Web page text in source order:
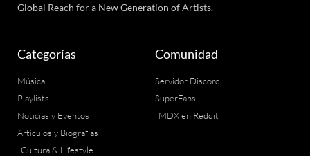
Global Reach for a New Generation of Artists.
Categorías
Música
Playlists
Noticias y Eventos
Artículos y Biografías
Cultura & Lifestyle
Comunidad
Servidor Discord
SuperFans
MDX en Reddit